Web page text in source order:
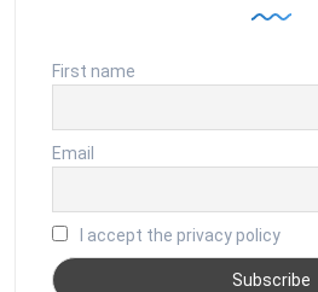
First name
Email
I accept the privacy policy